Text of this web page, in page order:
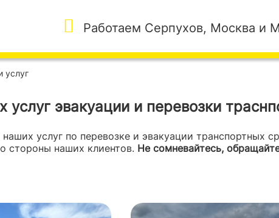
Работаем Серпухов, Москва и
услуг
услуг эвакуации и перевозки
услуг по перевозке и эвакуации транспортных
стороны наших клиентов. Не сомневайтесь,